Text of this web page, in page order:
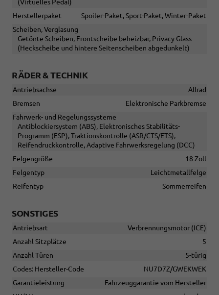
(Virtuelles Pedal)
Herstellerpaket
Spoiler-Paket, Sport-Paket, Winter-Paket
Scheiben, Verglasung
Getönte Scheiben, Frontscheibe beheizbar, Privacy Glass
(Heckscheibe und hintere Seitenscheiben abgedunkelt)
RÄDER & TECHNIK
Antriebsachse
Allrad
Bremsen
Elektronische Parkbremse
Fahrwerk- und Regelungssysteme
Antiblockiersystem (ABS), Elektronisches Stabilitäts-
Programm (ESP), Traktionskontrolle (ASR/CTS/ETS),
Reifendruckkontrolle, Adaptive Fahrwerksregelung (DCC)
Felgengröße
18 Zoll
Felgentyp
Leichtmetallfelge
Reifentyp
Sommerreifen
SONSTIGES
Antriebsart
Verbrennungsmotor (ICE)
Anzahl Sitzplätze
5
Anzahl Türen
5-türig
Codes: Hersteller-Code
NU7D7Z/GWEKWEK
Garantieleistung
Fahrzeuggarantie vom Hersteller